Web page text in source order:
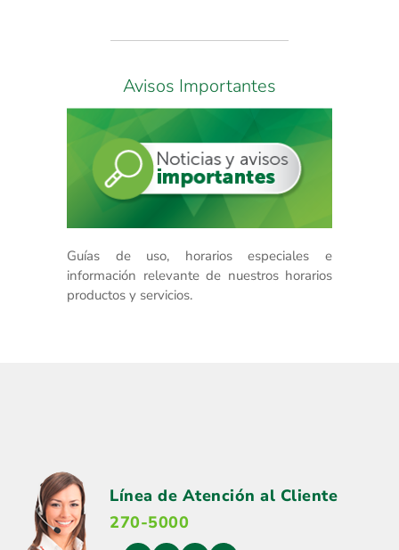
Avisos Importantes
Guías de uso, horarios especiales e
información relevante de nuestros horarios
productos y servicios.
Línea de Atención al Cliente
270-5000